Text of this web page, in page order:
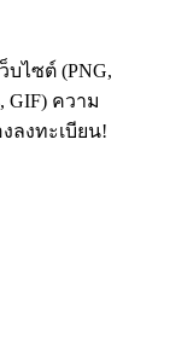
ไซต์ (PNG,
GIF) ความ
ลงทะเบียน!